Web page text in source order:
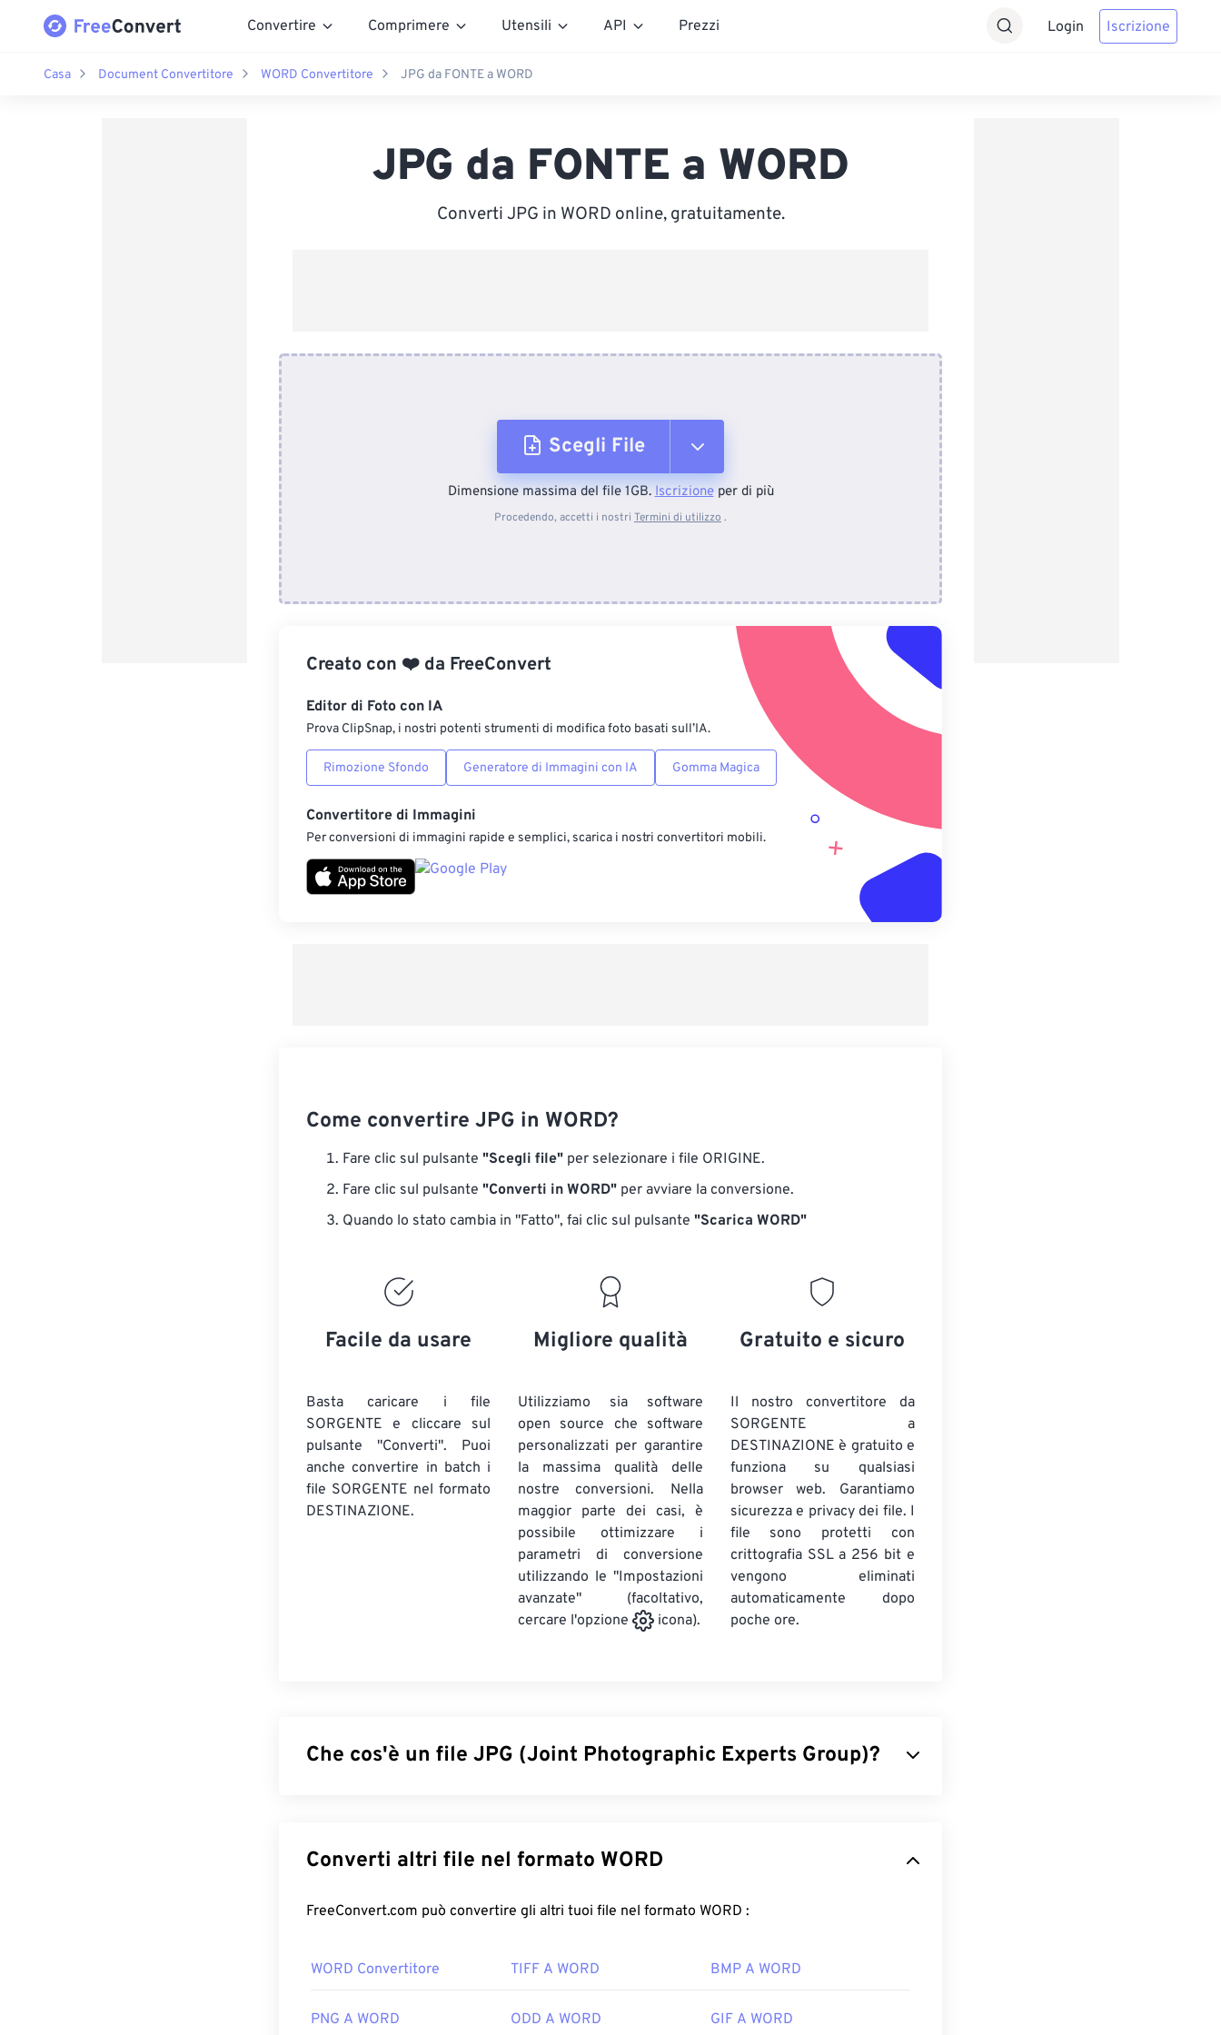
Convertire Comprimere Utensili API Prezzi Login Iscrizione
Casa Document Convertitore WORD Convertitore JPG da FONTE a WORD
JPG da FONTE a WORD
Converti JPG in WORD online, gratuitamente.
Scegli File
Dal dispositivo
Dall'URL
Dimensione massima del file 1GB.Iscrizioneper di più
Procedendo, accetti i nostri Termini di utilizzo .
Creato con ❤️ da FreeConvert
Editor di Foto con IA
Prova ClipSnap, i nostri potenti strumenti di modifica foto basati sull’IA.
Rimozione Sfondo Generatore di Immagini con IA Gomma Magica
Convertitore di Immagini
Per conversioni di immagini rapide e semplici, scarica i nostri convertitori mobili.
Come convertire JPG in WORD?
Fare clic sul pulsante "Scegli file" per selezionare i file ORIGINE.
Fare clic sul pulsante "Converti in WORD" per avviare la conversione.
Quando lo stato cambia in "Fatto", fai clic sul pulsante "Scarica WORD"
Facile da usare
Basta caricare i file
SORGENTE e cliccare sul
pulsante "Converti". Puoi
anche convertire in batch i
file SORGENTE nel formato
DESTINAZIONE.
Migliore qualità
Utilizziamo sia software
open source che software
personalizzati per garantire
la massima qualità delle
nostre conversioni. Nella
maggior parte dei casi, è
possibile ottimizzare i
parametri di conversione
utilizzando le "Impostazioni
avanzate" (facoltativo,
cercare l'opzione
icona).
Gratuito e sicuro
Il nostro convertitore da
SORGENTE a
DESTINAZIONE è gratuito e
funziona su qualsiasi
browser web. Garantiamo
sicurezza e privacy dei file. I
file sono protetti con
crittografia SSL a 256 bit e
vengono eliminati
automaticamente dopo
poche ore.
Che cos'è un file JPG (Joint Photographic Experts Group)?
ragione del suo ampio utilizzo. Pertanto, le dimensioni relativamente ridotte dei file JPG li
rendono ideali per il trasporto su Internet e l'utilizzo sui siti web. Puoi utilizzare il nostro
Quasi tutti i programmi e le applicazioni di visualizzazione delle immagini riconoscono e
Converti altri file nel formato WORD
FreeConvert.com può convertire gli altri tuoi file nel formato WORD :
WORD Convertitore TIFF A WORD BMP A WORD
PNG A WORD ODD A WORD GIF A WORD